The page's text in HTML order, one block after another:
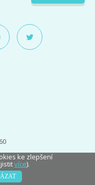
ke zlepšení
více).